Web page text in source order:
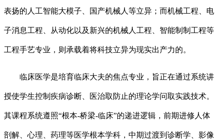
表扬的人工智能大模子、国产机械人等立异；而机械工程、电
子消息工程、从动化以及新兴的机械人工程、智能制制工程等
工程手艺专业，则承载着将科技立异为现实出产力的。
临床医学是培育临床大夫的焦点专业，旨正在通过系统讲
授使学生控制疾病诊断、医治取防止的理论学问取实践技术。
其课程系统遵照“根本-桥梁-临床”的递进逻辑，前期进修人体
剖解、心理、药理等医学根本学科，中期过渡到诊断学、影像